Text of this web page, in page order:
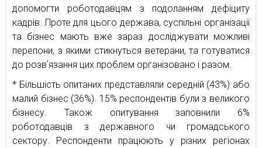
допомогти роботодавцям з подоланням дефіциту
кадрів. Проте для цього держава, суспільні організації
та бізнес мають вже зараз досліджувати можливі
перепони, з якими стикнуться ветерани, та готуватися
до розвʼязання цих проблем організовано і разом.
* Більшість опитаних представляли середній (43%) або
малий бізнес (36%). 15% респондентів були з великого
бізнесу. Також опитування заповнили 6%
роботодавців з державного чи громадського
сектору. Респонденти працюють у різних регіонах